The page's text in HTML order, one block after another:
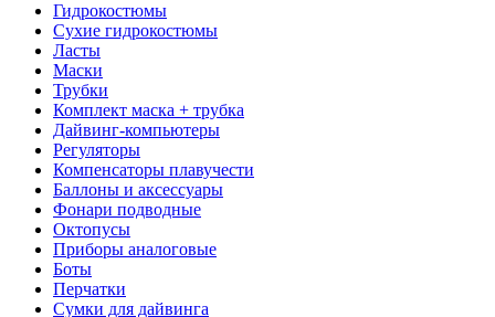
Гидрокостюмы
Сухие гидрокостюмы
Ласты
Маски
Трубки
Комплект маска + трубка
Дайвинг-компьютеры
Регуляторы
Компенсаторы плавучести
Баллоны и аксессуары
Фонари подводные
Октопусы
Приборы аналоговые
Боты
Перчатки
Сумки для дайвинга